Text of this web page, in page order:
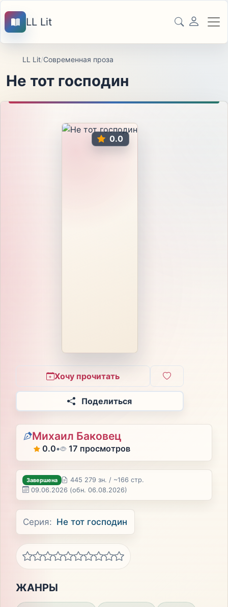
LL Lit
LL Lit/Современная проза
Не тот господин
0.0
Хочу прочитать
Поделиться
Михаил Баковец
0.0• 17 просмотров
Завершена
445 279 зн. / ~166 стр.
09.06.2026 (обн. 06.08.2026)
Серия: Не тот господин
ЖАНРЫ